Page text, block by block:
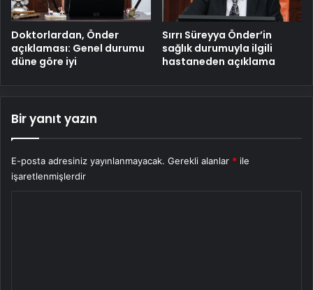
Doktorlardan, Önder
açıklaması: Genel durumu
düne göre iyi
Sırrı Süreyya Önder’in
sağlık durumuyla ilgili
hastaneden açıklama
Bir yanıt yazın
E-posta adresiniz yayınlanmayacak. Gerekli alanlar * ile
işaretlenmişlerdir